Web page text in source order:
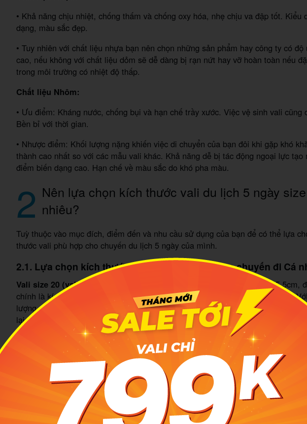
• Khả năng chịu nhiệt, chống thấm và chống oxy hóa, nhẹ chịu va đập tốt. Kiểu
dạng, màu sắc đẹp.
• Tuy nhiên với chất liệu nhựa bạn nên chọn những sản phẩm hay công ty có độ
cao, nếu không với chất liệu dỏm sẽ dễ dàng bị rạn nứt hay vỡ hoàn toàn nếu
trong môi trường có nhiệt độ thấp.
Chất liệu Nhôm:
• Ưu điểm: Kháng nước, chống bụi và hạn chế trầy xước. Việc vệ sinh vali cũng
Bền bỉ với thời gian.
• Nhược điểm: Khối lượng nặng khiến việc di chuyển của bạn đôi khi gặp khó
thành cao nhất so với các mẫu vali khác. Khả năng dễ bị tác động ngoại lực tạo
điểm biến dạng cao. Hạn chế về màu sắc do khó pha màu.
2 Nên lựa chọn kích thước vali du lịch 5 ngày
nhiêu?
Tuỳ thuộc vào mục đích, điểm đến và nhu cầu sử dụng của bạn để có thể lựa
thước vali phù hợp cho chuyến du lịch 5 ngày của mình.
2.1. Lựa chọn kích thước vali du lịch 5 ngày cho chuyến đi Cá
Vali size 20 (vali size cabin)
với kích thước 3 chiều 53cm x 36.5cm x 25.5cm,
chính là kích thước phù hợp nhất, thích hợp dành cho các chuyến đi cá nhân.
lượng chứa đồ tối đa là 16kg phù hợp với những chuyến du lịch ngắn ngày, từ 5
lại. Bạn có thể đựng được 5 - 15 bộ, nếu sắp xếp “khéo” thì con số này có thể
nữa.
Đặc biệt, đây là kích thước vali hành lí có thể xách tay khi di chuyển bằng máy
có thể mang trực tiếp lên máy bay (hành lý xách tay), không cần tốn thời gian
tục ký gửi. Như vậy thì bạn sẽ tự kiểm soát, quản lý hành lí của chính mình dễ
hơn, tránh gặp phải những trường hợp đổ vỡ, thiếu sót so với khi ký gửi. Tuy
lưu ý, nếu bạn muốn xách tay vali lên máy bay thì tổng trọng lượng hành lý
vượt quá tối đa 7kg.